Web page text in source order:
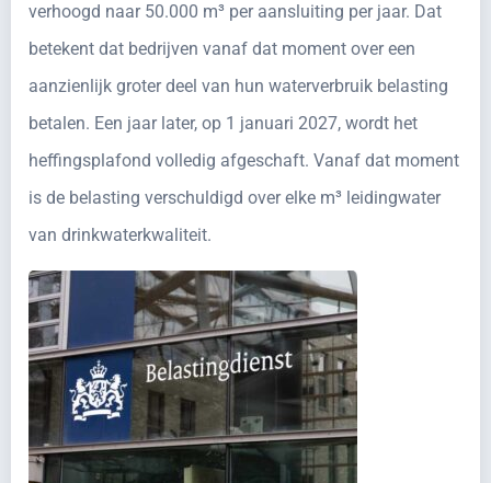
verhoogd naar 50.000 m³ per aansluiting per jaar. Dat
betekent dat bedrijven vanaf dat moment over een
aanzienlijk groter deel van hun waterverbruik belasting
betalen. Een jaar later, op 1 januari 2027, wordt het
heffingsplafond volledig afgeschaft. Vanaf dat moment
is de belasting verschuldigd over elke m³ leidingwater
van drinkwaterkwaliteit.